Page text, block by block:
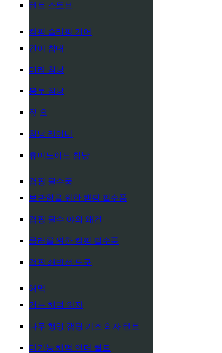
텐트 스토브
캠핑 슬리핑 기어
간이 침대
미라 침낭
봉투 침낭
짚 요
침낭 라이너
휴머노이드 침낭
캠핑 필수품
보관함을 위한 캠핑 필수품
캠핑 필수 야외 왜건
쿨러를 위한 캠핑 필수품
캠핑 쇄빙선 도구
해먹
거는 해먹 의자
나무 행잉 캠핑 키즈 의자 텐트
다기능 해먹 언더 퀼트